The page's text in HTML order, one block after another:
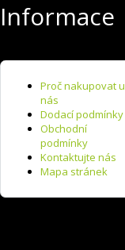
Informace
Proč nakupovat u
nás
Dodací podmínky
Obchodní
podmínky
Kontaktujte nás
Mapa stránek